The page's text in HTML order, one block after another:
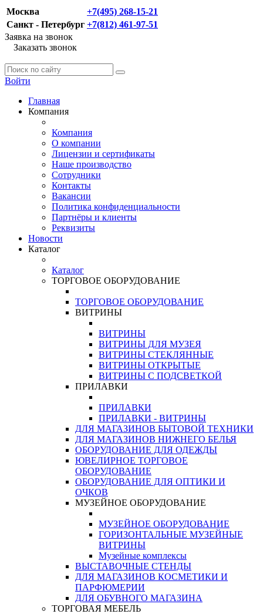
Москва
+7(495) 268-15-21
Санкт - Петербург +7(812) 461-97-51
Заявка на звонок
Заказать звонок
Войти
Главная
Компания
Компания
О компании
Лицензии и сертификаты
Наше производство
Сотрудники
Контакты
Вакансии
Политика конфиденциальности
Партнёры и клиенты
Реквизиты
Новости
Каталог
Каталог
ТОРГОВОЕ ОБОРУДОВАНИЕ
ТОРГОВОЕ ОБОРУДОВАНИЕ
ВИТРИНЫ
ВИТРИНЫ
ВИТРИНЫ ДЛЯ МУЗЕЯ
ВИТРИНЫ СТЕКЛЯННЫЕ
ВИТРИНЫ ОТКРЫТЫЕ
ВИТРИНЫ С ПОДСВЕТКОЙ
ПРИЛАВКИ
ПРИЛАВКИ
ПРИЛАВКИ - ВИТРИНЫ
ДЛЯ МАГАЗИНОВ БЫТОВОЙ ТЕХНИКИ
ДЛЯ МАГАЗИНОВ НИЖНЕГО БЕЛЬЯ
ОБОРУДОВАНИЕ ДЛЯ ОДЕЖДЫ
ЮВЕЛИРНОЕ ТОРГОВОЕ
ОБОРУДОВАНИЕ
ОБОРУДОВАНИЕ ДЛЯ ОПТИКИ И
ОЧКОВ
МУЗЕЙНОЕ ОБОРУДОВАНИЕ
МУЗЕЙНОЕ ОБОРУДОВАНИЕ
ГОРИЗОНТАЛЬНЫЕ МУЗЕЙНЫЕ
ВИТРИНЫ
Музейные комплексы
ВЫСТАВОЧНЫЕ СТЕНДЫ
ДЛЯ МАГАЗИНОВ КОСМЕТИКИ И
ПАРФЮМЕРИИ
ДЛЯ ОБУВНОГО МАГАЗИНА
ТОРГОВАЯ МЕБЕЛЬ